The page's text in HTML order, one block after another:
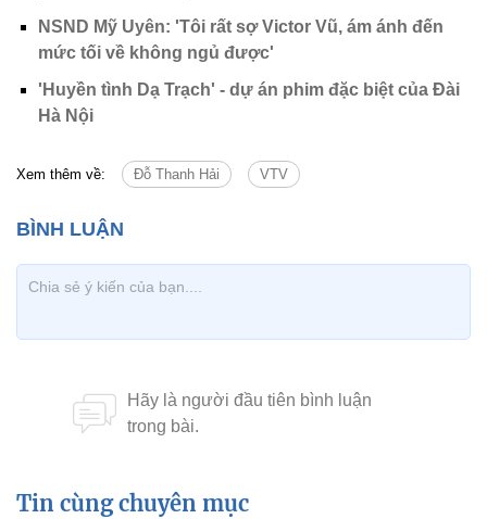
NSND Mỹ Uyên: 'Tôi rất sợ Victor Vũ, ám ánh đến
mức tối về không ngủ được'
'Huyền tình Dạ Trạch' - dự án phim đặc biệt của Đài
Hà Nội
Xem thêm về: Đỗ Thanh Hải VTV
Tin cùng chuyên mục